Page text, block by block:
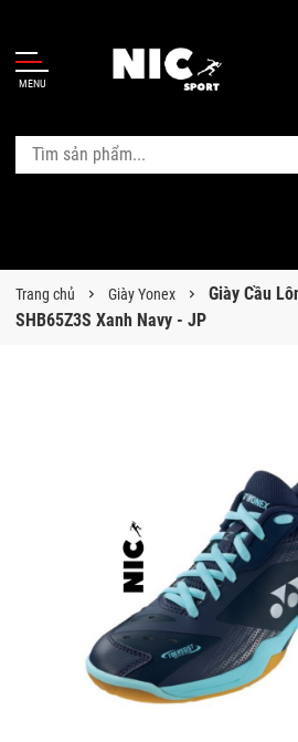
MENU
Trang chủ Giày Yonex
Giày Cầu
SHB65Z3S Xanh Navy - JP